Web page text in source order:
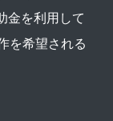
金を利用して
を希望される